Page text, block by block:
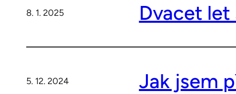
8. 1. 2025 Dvacet let
5. 12. 2024 Jak jsem